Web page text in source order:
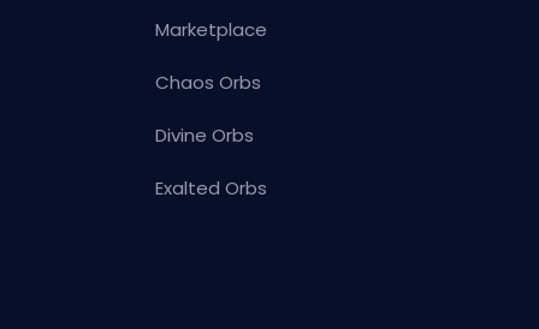
Marketplace
Chaos Orbs
Divine Orbs
Exalted Orbs